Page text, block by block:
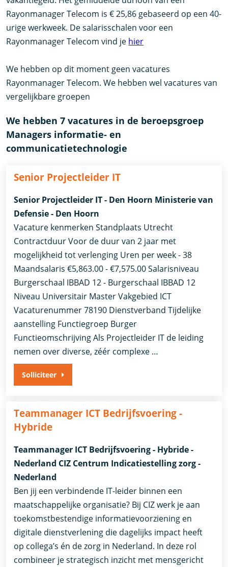
Rayonmanager Telecom is € 25,86 gebaseerd op een 40-
urige werkweek. De salarisschalen voor een
Rayonmanager Telecom vind je hier
We hebben op dit moment geen vacatures
Rayonmanager Telecom. We hebben wel vacatures van
vergelijkbare groepen
We hebben 7 vacatures in de beroepsgroep
Managers informatie- en
communicatietechnologie
Senior Projectleider IT
Senior Projectleider IT - Den Hoorn Ministerie van
Defensie - Den Hoorn
Vacature kenmerken Standplaats Utrecht
Contractduur Voor de duur van 2 jaar met
mogelijkheid tot verlenging Uren per week - 38
Maandsalaris €5,863.00 - €7,575.00 Salarisniveau
Burgerschaal IBBAD 12 - Burgerschaal IBBAD 12
Niveau Universitair Master Vakgebied ICT
Vacaturenummer 78190 Dienstverband ​Tijdelijke
aanstelling​ Functiegroep Burger
Functieomschrijving Als Projectleider IT de leiding
nemen over diverse, zéér complexe …
Solliciteer
Teammanager ICT Bedrijfsvoering -
Hybride
Teammanager ICT Bedrijfsvoering - Hybride -
Nederland CIZ Centrum Indicatiestelling zorg -
Nederland
Ben jij een verbindende IT-leider binnen een
maatschappelijke organisatie? Bij CIZ werk je aan
toekomstbestendige informatievoorziening en
digitale dienstverlening die dagelijks impact heeft
op collega’s én de zorg in Nederland. In deze rol
combineer je strategisch inzicht met mensgericht